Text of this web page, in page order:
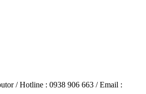
/ Hotline : 0938 906 663 / Email :